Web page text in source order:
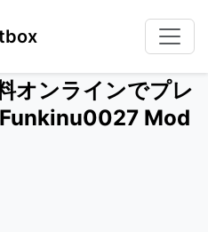
オンラインでプレ
Mod